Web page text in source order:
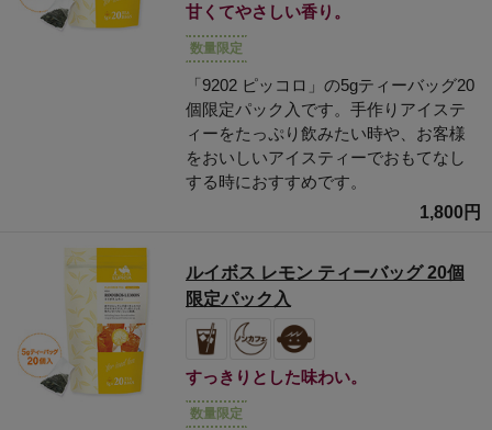
甘くてやさしい香り。
数量限定
「9202 ピッコロ」の5gティーバッグ20
個限定パック入です。手作りアイステ
ィーをたっぷり飲みたい時や、お客様
をおいしいアイスティーでおもてなし
する時におすすめです。
1,800円
ルイボス レモン ティーバッグ 20個
限定パック入
すっきりとした味わい。
数量限定